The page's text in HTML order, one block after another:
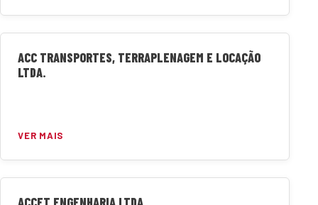
ACC TRANSPORTES, TERRAPLENAGEM E LOCAÇÃO
LTDA.
VER MAIS